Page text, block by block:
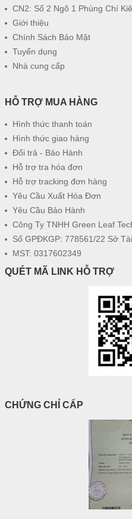
CN2: Số 2 Ngõ 1 Phùng Chí
Giới thiệu
Chính Sách Bảo Mật
Tuyển dụng
Nhà cung cấp
HỖ TRỢ MUA HÀNG
Hình thức thanh toán
Hình thức giao hàng
Đổi trả - Bảo Hành
Hỗ trợ tra hóa đơn
Hỗ trợ tracking đơn hàng
Yêu Cầu Xuất Hóa Đơn
Yêu Cầu Bảo Hành
Công Ty TNHH Green Leaf
Số GPĐKGP: 778561/22 Sở
MST: 0317602349
QUÉT MÃ LINK HỖ TRỢ
CHỨNG CHỈ CẤP